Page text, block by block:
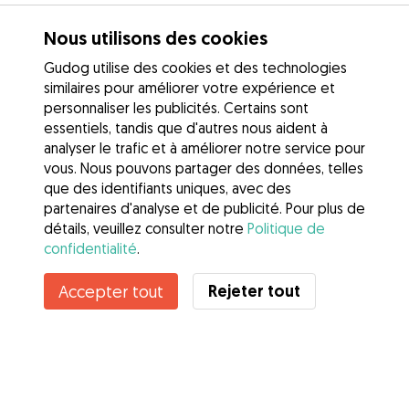
Nous utilisons des cookies
Gudog utilise des cookies et des technologies
similaires pour améliorer votre expérience et
personnaliser les publicités. Certains sont
essentiels, tandis que d'autres nous aident à
analyser le trafic et à améliorer notre service pour
vous. Nous pouvons partager des données, telles
que des identifiants uniques, avec des
partenaires d'analyse et de publicité. Pour plus de
détails, veuillez consulter notre Politique de
confidentialité.
Accepter tout Rejeter tout